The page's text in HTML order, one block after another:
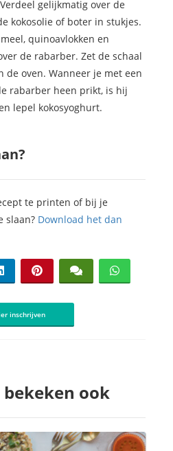
gelijkmatig over de
kokosolie of boter in stukjes.
quinoavlokken en
de rabarber. Zet de schaal
de oven. Wanneer je met een
rabarber heen prikt, is hij
lepel kokosyoghurt.
te printen of bij je
slaan? Download het dan
inschrijven
ook